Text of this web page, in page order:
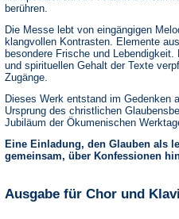
berühren.
Die Messe lebt von eingängigen
klangvollen Kontrasten. Elemente
besondere Frische und
und spirituellen Gehalt der Texte
Zugänge.
Dieses Werk entstand im Gedenken
Ursprung des christlichen
Jubiläum der Ökumenischen
Eine Einladung, den Glauben als
gemeinsam, über Konfessionen
Ausgabe für Chor und